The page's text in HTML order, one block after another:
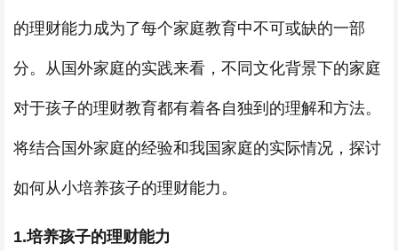
的理财能力成为了每个家庭教育中不可或缺的一部
分。从国外家庭的实践来看，不同文化背景下的家庭
对于孩子的理财教育都有着各自独到的理解和方法。
将结合国外家庭的经验和我国家庭的实际情况，探讨
如何从小培养孩子的理财能力。
1.培养孩子的理财能力